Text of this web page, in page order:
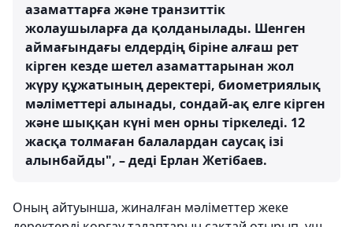
азаматтарға және транзиттік
жолаушыларға да қолданылады. Шенген
аймағындағы елдердің біріне алғаш рет
кірген кезде шетел азаматтарынан жол
жүру құжатының деректері, биометриялық
мәліметтері алынады, сондай-ақ елге кірген
және шыққан күні мен орны тіркеледі. 12
жасқа толмаған балалардан саусақ ізі
алынбайды", – деді Ерлан Жетібаев.
Оның айтуынша, жиналған мәліметтер жеке